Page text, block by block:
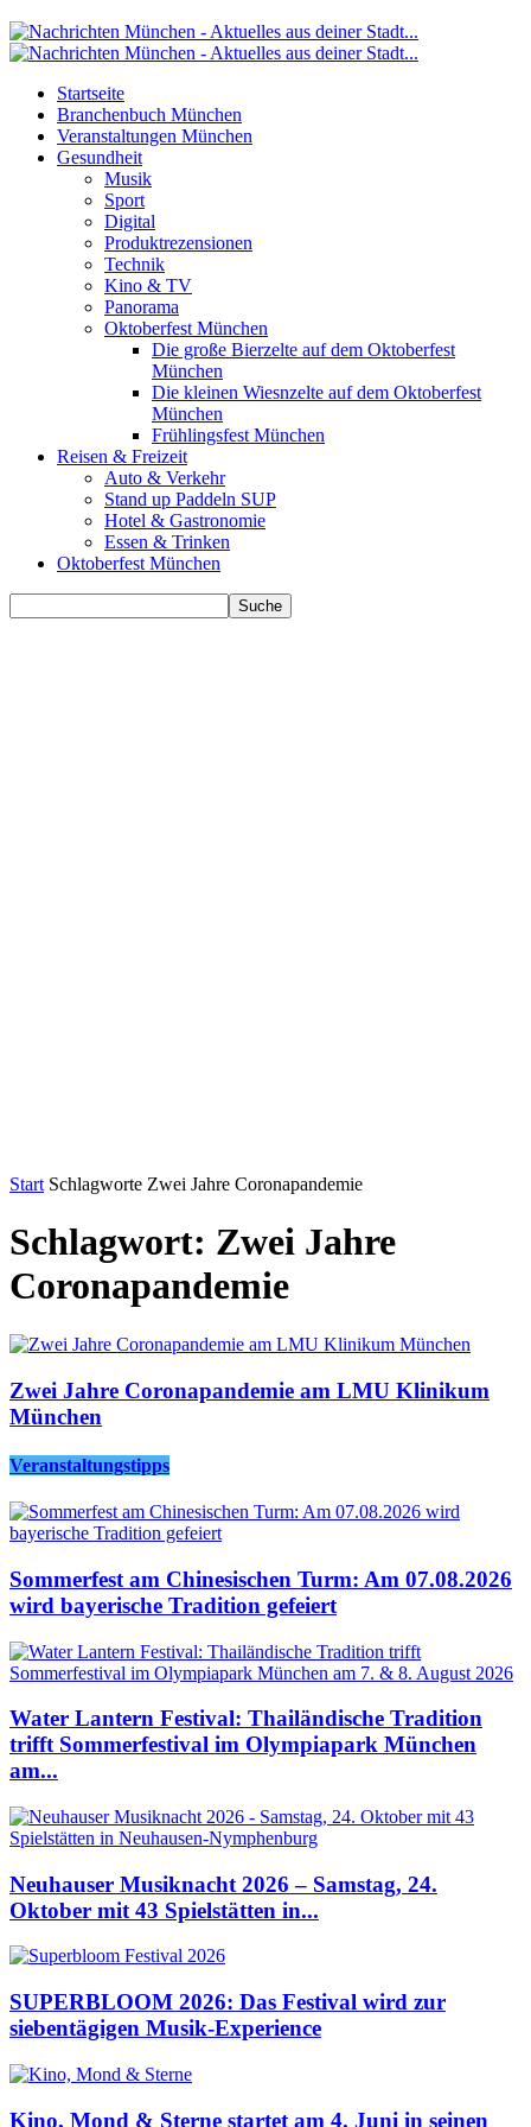
Startseite
Branchenbuch München
Veranstaltungen München
Gesundheit
Musik
Sport
Digital
Produktrezensionen
Technik
Kino & TV
Panorama
Oktoberfest München
Die große Bierzelte auf dem Oktoberfest
München
Die kleinen Wiesnzelte auf dem Oktoberfest
München
Frühlingsfest München
Reisen & Freizeit
Auto & Verkehr
Stand up Paddeln SUP
Hotel & Gastronomie
Essen & Trinken
Oktoberfest München
Start Schlagworte Zwei Jahre Coronapandemie
Schlagwort: Zwei Jahre
Coronapandemie
Zwei Jahre Coronapandemie am LMU Klinikum
München
Veranstaltungstipps
Sommerfest am Chinesischen Turm: Am 07.08.2026
wird bayerische Tradition gefeiert
Water Lantern Festival: Thailändische Tradition
trifft Sommerfestival im Olympiapark München
am...
Neuhauser Musiknacht 2026 – Samstag, 24.
Oktober mit 43 Spielstätten in...
SUPERBLOOM 2026: Das Festival wird zur
siebentägigen Musik-Experience
Kino, Mond & Sterne startet am 4. Juni in seinen